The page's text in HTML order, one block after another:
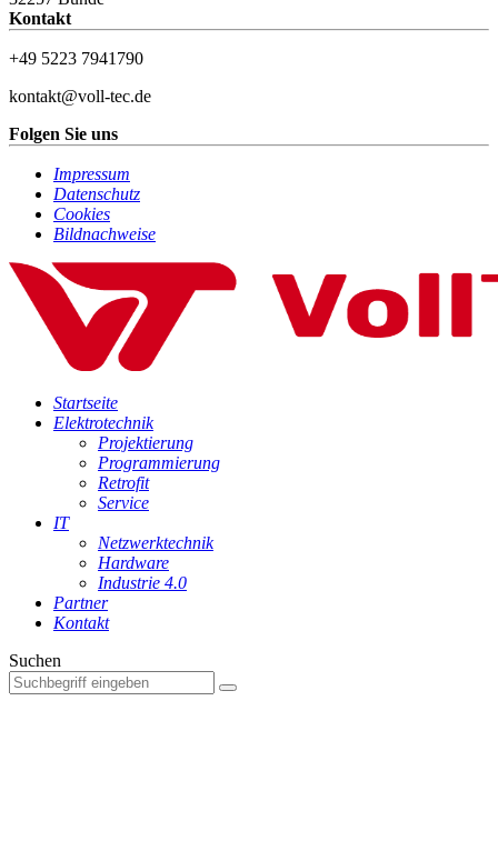
Kontakt
+49 5223 7941790
kontakt@voll-tec.de
Folgen Sie uns
Impressum
Datenschutz
Cookies
Bildnachweise
Startseite
Elektrotechnik
Projektierung
Programmierung
Retrofit
Service
IT
Netzwerktechnik
Hardware
Industrie 4.0
Partner
Kontakt
Suchen